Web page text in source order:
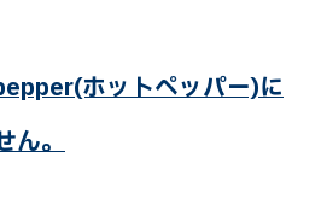
ホットペッパー)に
ん。